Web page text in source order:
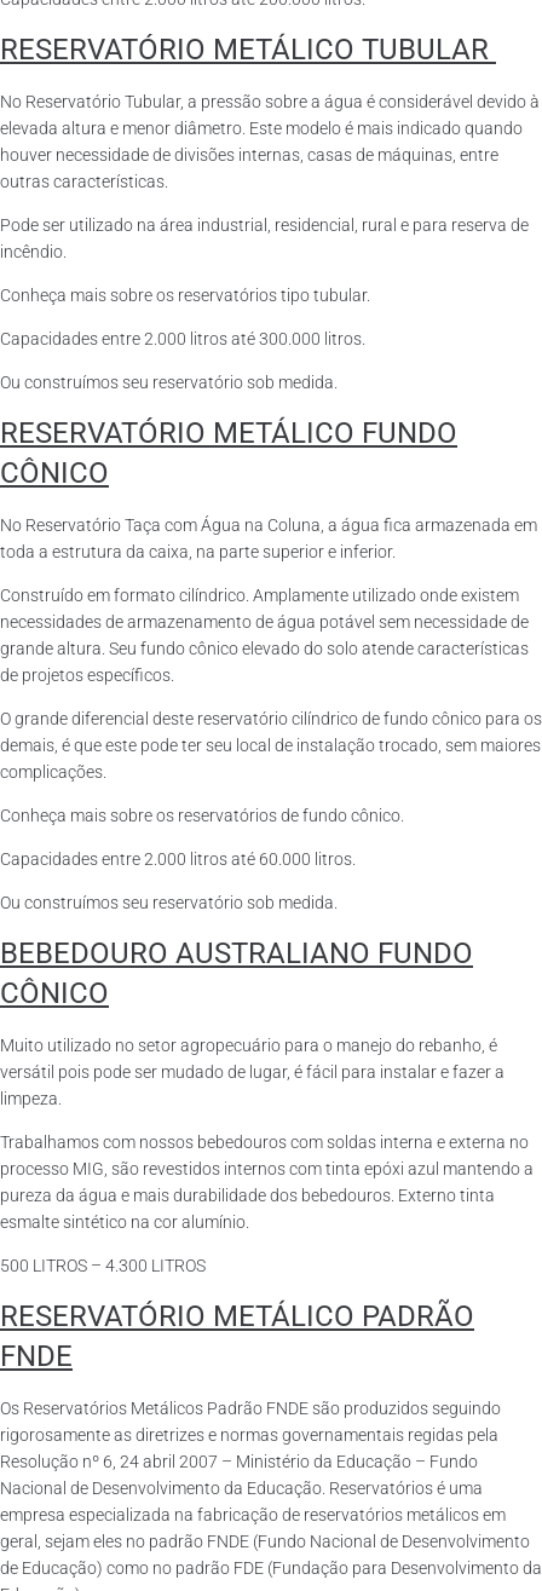
RESERVATÓRIO METÁLICO TUBULAR
No Reservatório Tubular, a pressão sobre a água é considerável devido à
elevada altura e menor diâmetro. Este modelo é mais indicado quando
houver necessidade de divisões internas, casas de máquinas, entre
outras características.
Pode ser utilizado na área industrial, residencial, rural e para reserva de
incêndio.
Conheça mais sobre os reservatórios tipo tubular.
Capacidades entre 2.000 litros até 300.000 litros.
Ou construímos seu reservatório sob medida.
RESERVATÓRIO METÁLICO FUNDO
CÔNICO
No Reservatório Taça com Água na Coluna, a água fica armazenada em
toda a estrutura da caixa, na parte superior e inferior.
Construído em formato cilíndrico. Amplamente utilizado onde existem
necessidades de armazenamento de água potável sem necessidade de
grande altura. Seu fundo cônico elevado do solo atende características
de projetos específicos.
O grande diferencial deste reservatório cilíndrico de fundo cônico para os
demais, é que este pode ter seu local de instalação trocado, sem maiores
complicações.
Conheça mais sobre os reservatórios de fundo cônico.
Capacidades entre 2.000 litros até 60.000 litros.
Ou construímos seu reservatório sob medida.
BEBEDOURO AUSTRALIANO FUNDO
CÔNICO
Muito utilizado no setor agropecuário para o manejo do rebanho, é
versátil pois pode ser mudado de lugar, é fácil para instalar e fazer a
limpeza.
Trabalhamos com nossos bebedouros com soldas interna e externa no
processo MIG, são revestidos internos com tinta epóxi azul mantendo a
pureza da água e mais durabilidade dos bebedouros. Externo tinta
esmalte sintético na cor alumínio.
500 LITROS – 4.300 LITROS
RESERVATÓRIO METÁLICO PADRÃO
FNDE
Os Reservatórios Metálicos Padrão FNDE são produzidos seguindo
rigorosamente as diretrizes e normas governamentais regidas pela
Resolução nº 6, 24 abril 2007 – Ministério da Educação – Fundo
Nacional de Desenvolvimento da Educação. Reservatórios é uma
empresa especializada na fabricação de reservatórios metálicos em
geral, sejam eles no padrão FNDE (Fundo Nacional de Desenvolvimento
de Educação) como no padrão FDE (Fundação para Desenvolvimento da